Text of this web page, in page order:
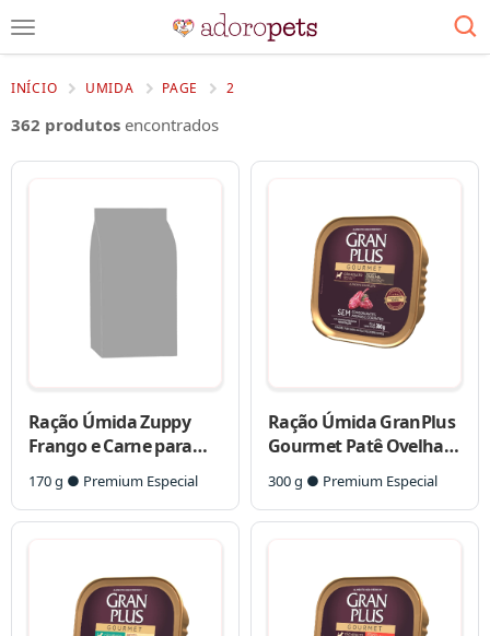
INÍCIO UMIDA PAGE 2
362 produtos encontrados
Ração Úmida Zuppy
Frango e Carne para
Cães Filhotes
170 g ● Premium Especial
Ração Úmida GranPlus
Gourmet Patê Ovelha
para Cães Adultos
300 g ● Premium Especial